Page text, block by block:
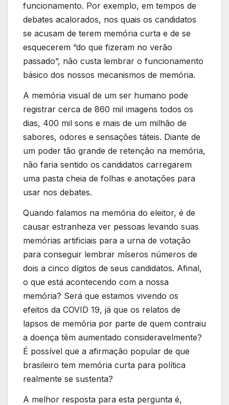
funcionamento. Por exemplo, em tempos de
debates acalorados, nos quais os candidatos
se acusam de terem memória curta e de se
esquecerem “do que fizeram no verão
passado”, não custa lembrar o funcionamento
básico dos nossos mecanismos de memória.
A memória visual de um ser humano pode
registrar cerca de 860 mil imagens todos os
dias, 400 mil sons e mais de um milhão de
sabores, odores e sensações táteis. Diante de
um poder tão grande de retenção na memória,
não faria sentido os candidatos carregarem
uma pasta cheia de folhas e anotações para
usar nos debates.
Quando falamos na memória do eleitor, é de
causar estranheza ver pessoas levando suas
memórias artificiais para a urna de votação
para conseguir lembrar míseros números de
dois a cinco dígitos de seus candidatos. Afinal,
o que está acontecendo com a nossa
memória? Será que estamos vivendo os
efeitos da COVID 19, já que os relatos de
lapsos de memória por parte de quem contraiu
a doença têm aumentado consideravelmente?
É possível que a afirmação popular de que
brasileiro tem memória curta para política
realmente se sustenta?
A melhor resposta para esta pergunta é,